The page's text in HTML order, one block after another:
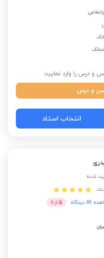
و درس را وارد نمایید:
و درس
انتخاب استاد
شده
دیدگاه
5 از 5